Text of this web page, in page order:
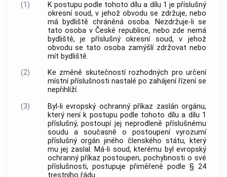
(1)
K postupu podle tohoto dílu a dílu 1 je příslušný
okresní soud, v jehož obvodu se zdržuje, nebo
má bydliště chráněná osoba. Nezdržuje-li se
tato osoba v České republice, nebo zde nemá
bydliště, je příslušný okresní soud, v jehož
obvodu se tato osoba zamýšlí zdržovat nebo
mít bydliště.
(2)
Ke změně skutečností rozhodných pro určení
místní příslušnosti nastalé po zahájení řízení se
nepřihlíží.
(3)
Byl-li evropský ochranný příkaz zaslán orgánu,
který není k postupu podle tohoto dílu a dílu 1
příslušný, postoupí jej neprodleně příslušnému
soudu a současně o postoupení vyrozumí
příslušný orgán jiného členského státu, který
mu jej zaslal. Má-li soud, kterému byl evropský
ochranný příkaz postoupen, pochybnosti o své
příslušnosti, postupuje přiměřeně podle § 24
trestního řádu.